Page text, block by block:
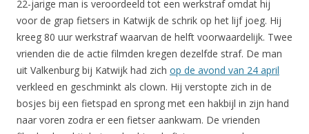
22-jarige man is veroordeeld tot een werkstraf omdat hij
voor de grap fietsers in Katwijk de schrik op het lijf joeg. Hij
kreeg 80 uur werkstraf waarvan de helft voorwaardelijk. Twee
vrienden die de actie filmden kregen dezelfde straf. De man
uit Valkenburg bij Katwijk had zich op de avond van 24 april
verkleed en geschminkt als clown. Hij verstopte zich in de
bosjes bij een fietspad en sprong met een hakbijl in zijn hand
naar voren zodra er een fietser aankwam. De vrienden